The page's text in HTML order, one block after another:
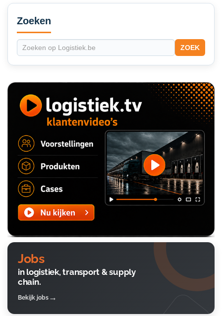
Secondary
Sidebar
Zoeken
ZOEK
Jobs
in logistiek, transport & supply
chain.
Bekijk jobs